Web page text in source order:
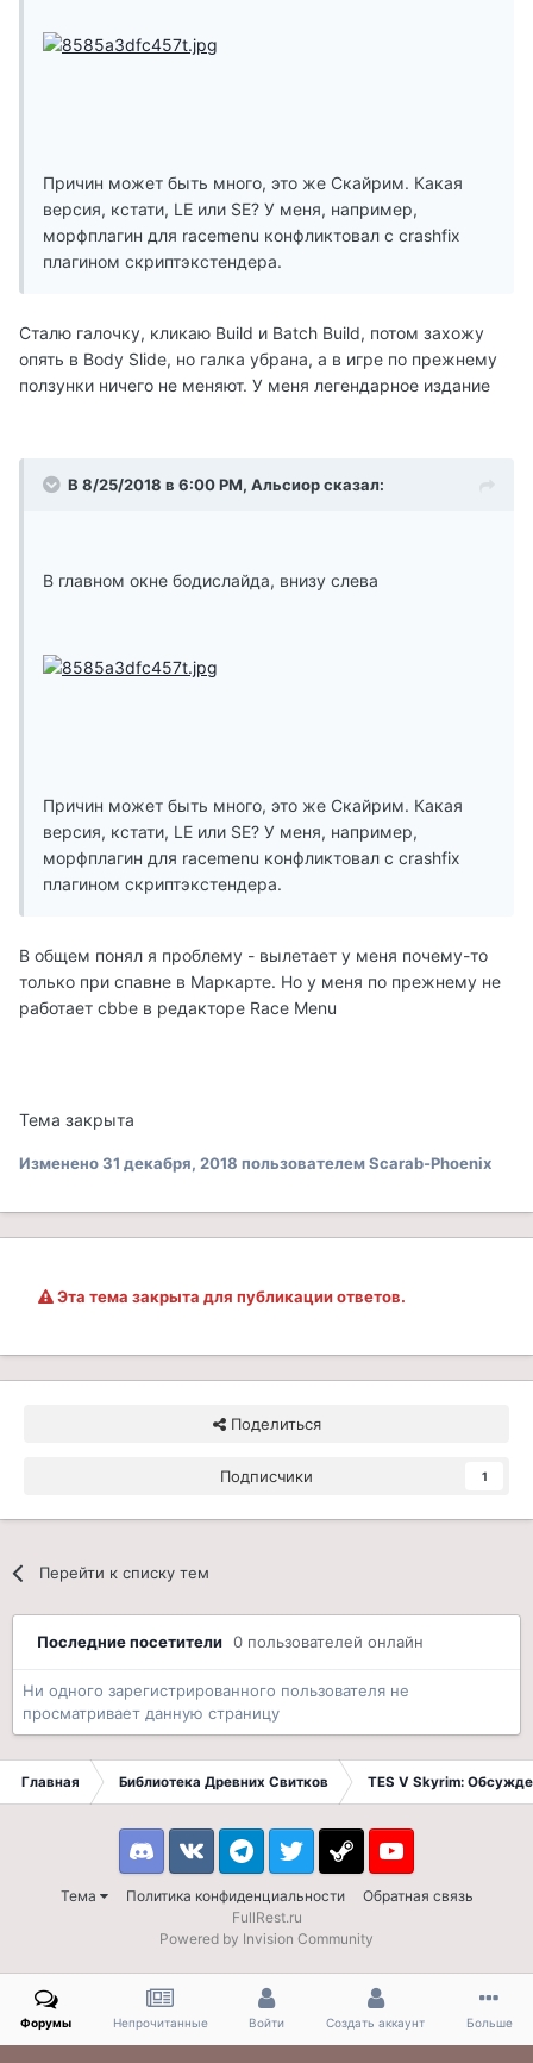
Причин может быть много, это же Скайрим. Какая
версия, кстати, LE или SE? У меня, например,
морфплагин для racemenu конфликтовал с crashfix
плагином скриптэкстендера.
Сталю галочку, кликаю Build и Batch Build, потом захожу
опять в Body Slide, но галка убрана, а в игре по прежнему
ползунки ничего не меняют. У меня легендарное издание
В 8/25/2018 в 6:00 PM, Альсиор сказал:
В главном окне бодислайда, внизу слева
Причин может быть много, это же Скайрим. Какая
версия, кстати, LE или SE? У меня, например,
морфплагин для racemenu конфликтовал с crashfix
плагином скриптэкстендера.
В общем понял я проблему - вылетает у меня почему-то
только при спавне в Маркарте. Но у меня по прежнему не
работает cbbe в редакторе Race Menu
Тема закрыта
Изменено31 декабря, 2018 пользователем Scarab-Phoenix
Эта тема закрыта для публикации ответов.
Поделиться
Подписчики 1
Перейти к списку тем
Последние посетители 0 пользователей онлайн
Ни одного зарегистрированного пользователя не
просматривает данную страницу
Главная Библиотека Древних Свитков TES V Skyrim:
Тема Политика конфиденциальности Обратная связь
DiscordVK TelegramTwitter Steam Youtube
FullRest.ru
Powered by Invision Community
Форумы Непрочитанные Войти Создать аккаунт Больше